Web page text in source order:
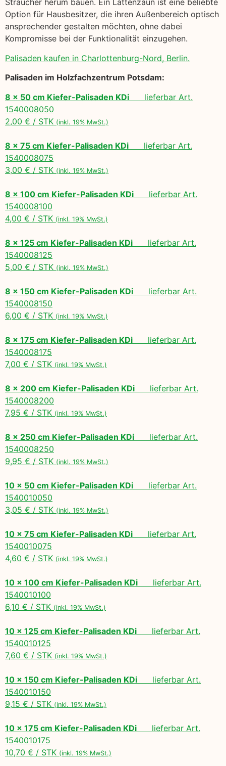
Sträucher herum bauen. Ein Lattenzaun ist eine beliebte
Option für Hausbesitzer, die ihren Außenbereich optisch
ansprechender gestalten möchten, ohne dabei
Kompromisse bei der Funktionalität einzugehen.
Palisaden kaufen in Charlottenburg-Nord, Berlin.
Palisaden im Holzfachzentrum Potsdam:
8 x 50 cm Kiefer-Palisaden KDi lieferbar Art.
1540008050
2,00 € / STK (inkl. 19% MwSt.)
8 x 75 cm Kiefer-Palisaden KDi lieferbar Art.
1540008075
3,00 € / STK (inkl. 19% MwSt.)
8 x 100 cm Kiefer-Palisaden KDi lieferbar Art.
1540008100
4,00 € / STK (inkl. 19% MwSt.)
8 x 125 cm Kiefer-Palisaden KDi lieferbar Art.
1540008125
5,00 € / STK (inkl. 19% MwSt.)
8 x 150 cm Kiefer-Palisaden KDi lieferbar Art.
1540008150
6,00 € / STK (inkl. 19% MwSt.)
8 x 175 cm Kiefer-Palisaden KDi lieferbar Art.
1540008175
7,00 € / STK (inkl. 19% MwSt.)
8 x 200 cm Kiefer-Palisaden KDi lieferbar Art.
1540008200
7,95 € / STK (inkl. 19% MwSt.)
8 x 250 cm Kiefer-Palisaden KDi lieferbar Art.
1540008250
9,95 € / STK (inkl. 19% MwSt.)
10 x 50 cm Kiefer-Palisaden KDi lieferbar Art.
1540010050
3,05 € / STK (inkl. 19% MwSt.)
10 x 75 cm Kiefer-Palisaden KDi lieferbar Art.
1540010075
4,60 € / STK (inkl. 19% MwSt.)
10 x 100 cm Kiefer-Palisaden KDi lieferbar Art.
1540010100
6,10 € / STK (inkl. 19% MwSt.)
10 x 125 cm Kiefer-Palisaden KDi lieferbar Art.
1540010125
7,60 € / STK (inkl. 19% MwSt.)
10 x 150 cm Kiefer-Palisaden KDi lieferbar Art.
1540010150
9,15 € / STK (inkl. 19% MwSt.)
10 x 175 cm Kiefer-Palisaden KDi lieferbar Art.
1540010175
10,70 € / STK (inkl. 19% MwSt.)